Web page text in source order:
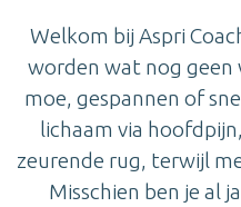
Welkom bij Aspri
worden wat nog geen
moe, gespannen of
lichaam via
zeurende rug, terwijl
Misschien ben je al